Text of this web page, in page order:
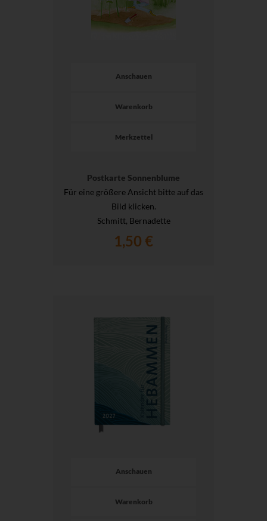
Anschauen
Warenkorb
Merkzettel
Postkarte Sonnenblume
Für eine größere Ansicht bitte auf das
Bild klicken.
Schmitt, Bernadette
1,50 €
Anschauen
Warenkorb